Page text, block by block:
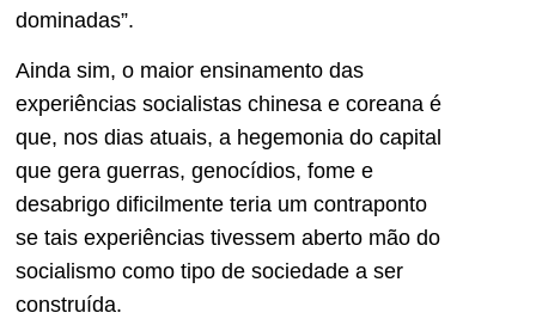
dominadas”.
Ainda sim, o maior ensinamento das
experiências socialistas chinesa e coreana é
que, nos dias atuais, a hegemonia do capital
que gera guerras, genocídios, fome e
desabrigo dificilmente teria um contraponto
se tais experiências tivessem aberto mão do
socialismo como tipo de sociedade a ser
construída.